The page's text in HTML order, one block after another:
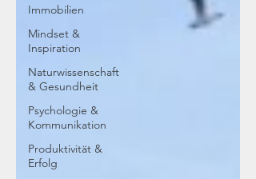
Immobilien
Mindset &
Inspiration
Naturwissenschaft
& Gesundheit
Psychologie &
Kommunikation
Produktivität &
Erfolg